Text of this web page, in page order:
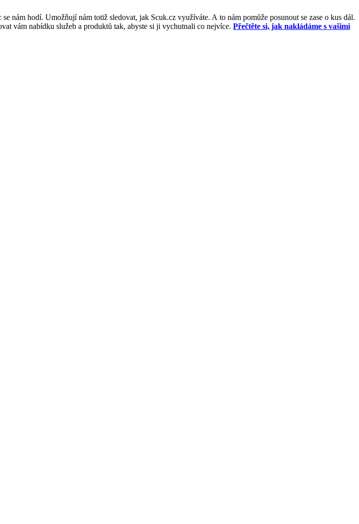
nám hodí. Umožňují nám totiž sledovat, jak Scuk.cz využíváte. A to nám pomůže posunout se zase o kus dál.
vám nabídku služeb a produktů tak, abyste si ji vychutnali co nejvíce. Přečtěte si, jak nakládáme s vašimi